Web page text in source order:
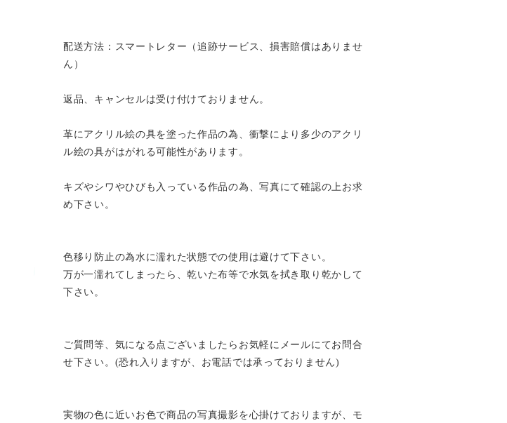
配送方法：スマートレター（追跡サービス、損害賠償はありませ
ん）
返品、キャンセルは受け付けておりません。
革にアクリル絵の具を塗った作品の為、衝撃により多少のアクリ
ル絵の具がはがれる可能性があります。
キズやシワやひびも入っている作品の為、写真にて確認の上お求
め下さい。
色移り防止の為水に濡れた状態での使用は避けて下さい。
万が一濡れてしまったら、乾いた布等で水気を拭き取り乾かして
下さい。
ご質問等、気になる点ございましたらお気軽にメールにてお問合
せ下さい。(恐れ入りますが、お電話では承っておりません)
実物の色に近いお色で商品の写真撮影を心掛けておりますが、モ